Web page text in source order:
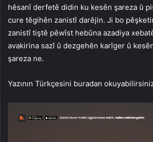
hêsanî derfetê didin ku kesên şareza û
cure têgihên zanistî darêjin. Ji bo
zanistî tiştê pêwîst hebûna azadiya
avakirina sazî û dezgehên karîger û
şareza ne.
Yazının Türkçesini buradan